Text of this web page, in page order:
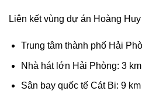
Liên kết vùng dự án Hoàng
Trung tâm thành phố Hải
Nhà hát lớn Hải Phòng: 3 km
Sân bay quốc tế Cát Bi: 9 km